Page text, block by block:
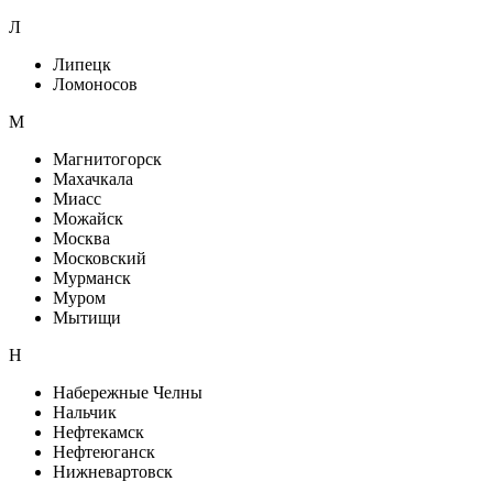
Л
Липецк
Ломоносов
М
Магнитогорск
Махачкала
Миасс
Можайск
Москва
Московский
Мурманск
Муром
Мытищи
Н
Набережные Челны
Нальчик
Нефтекамск
Нефтеюганск
Нижневартовск